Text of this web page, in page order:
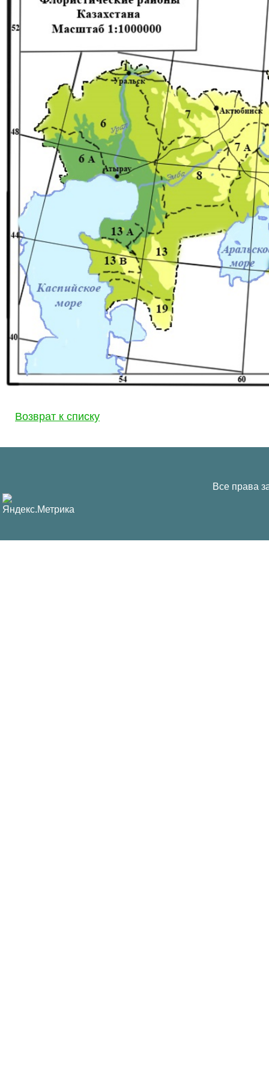
Возврат к списку
Все права